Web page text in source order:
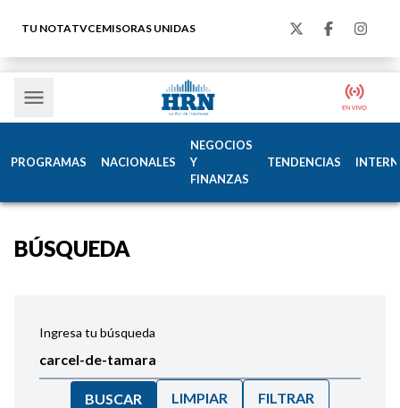
TU NOTATVCEMISORAS UNIDAS
PROGRAMAS NACIONALES
NEGOCIOS
Y
FINANZAS
TENDENCIAS
BÚSQUEDA
Ingresa tu búsqueda
BUSCAR LIMPIAR FILTRAR